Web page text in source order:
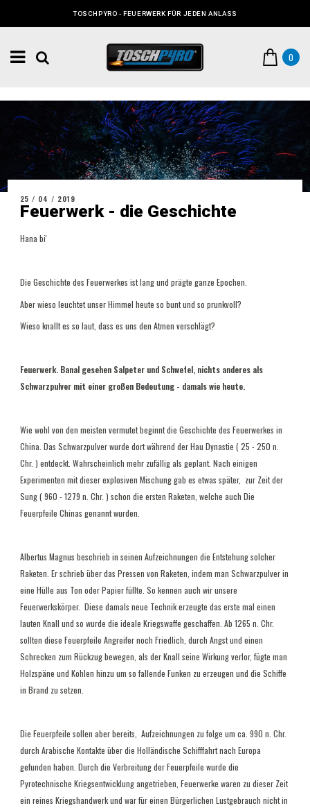
TOSCHPYRO - FEUERWERK FÜR JEDEN ANLASS
0
25 / 04 / 2019
Feuerwerk - die Geschichte
Hana bi'
Die Geschichte des Feuerwerkes ist lang und prägte ganze Epochen.
Aber wieso leuchtet unser Himmel heute so bunt und so prunkvoll?
Wieso knallt es so laut, dass es uns den Atmen verschlägt?
Feuerwerk. Banal gesehen Salpeter und Schwefel, nichts anderes als
Schwarzpulver mit einer großen Bedeutung - damals wie heute.
Wie wohl von den meisten vermutet beginnt die Geschichte des Feuerwerkes in
China. Das Schwarzpulver wurde dort während der Hau Dynastie ( 25 - 250 n.
Chr. ) entdeckt. Wahrscheinlich mehr zufällig als geplant. Nach einigen
Experimenten mit dieser explosiven Mischung gab es etwas später, zur Zeit der
Sung ( 960 - 1279 n. Chr. ) schon die ersten Raketen, welche auch Die
Feuerpfeile Chinas genannt wurden.
Albertus Magnus beschrieb in seinen Aufzeichnungen die Entstehung solcher
Raketen. Er schrieb über das Pressen von Raketen, indem man Schwarzpulver in
eine Hülle aus Ton oder Papier füllte. So kennen auch wir unsere
Feuerwerkskörper. Diese damals neue Technik erzeugte das erste mal einen
lauten Knall und so wurde die ideale Kriegswaffe geschaffen. Ab 1265 n. Chr.
sollten diese Feuerpfeile Angreifer noch Friedlich, durch Angst und einen
Schrecken zum Rückzug bewegen, als der Knall seine Wirkung verlor, fügte man
Holzspäne und Kohlen hinzu um so fallende Funken zu erzeugen und die Schiffe
in Brand zu setzen.
Die Feuerpfeile sollen aber bereits, Aufzeichnungen zu folge um ca. 990 n. Chr.
durch Arabische Kontakte über die Holländische Schifffahrt nach Europa
gefunden haben. Durch die Verbreitung der Feuerpfeile wurde die
Pyrotechnische Kriegsentwicklung angetrieben, Feuerwerke waren zu dieser Zeit
ein reines Kriegshandwerk und war für einen Bürgerlichen Lustgebrauch nicht in